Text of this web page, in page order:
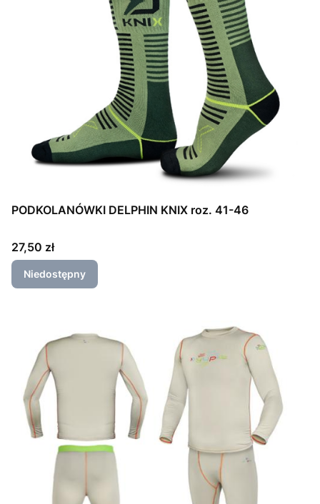
PODKOLANÓWKI DELPHIN KNIX roz. 41-46
Cena
27,50 zł
Niedostępny